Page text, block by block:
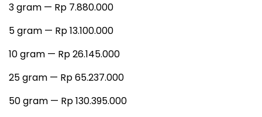
3 gram — Rp 7.880.000
5 gram — Rp 13.100.000
10 gram — Rp 26.145.000
25 gram — Rp 65.237.000
50 gram — Rp 130.395.000